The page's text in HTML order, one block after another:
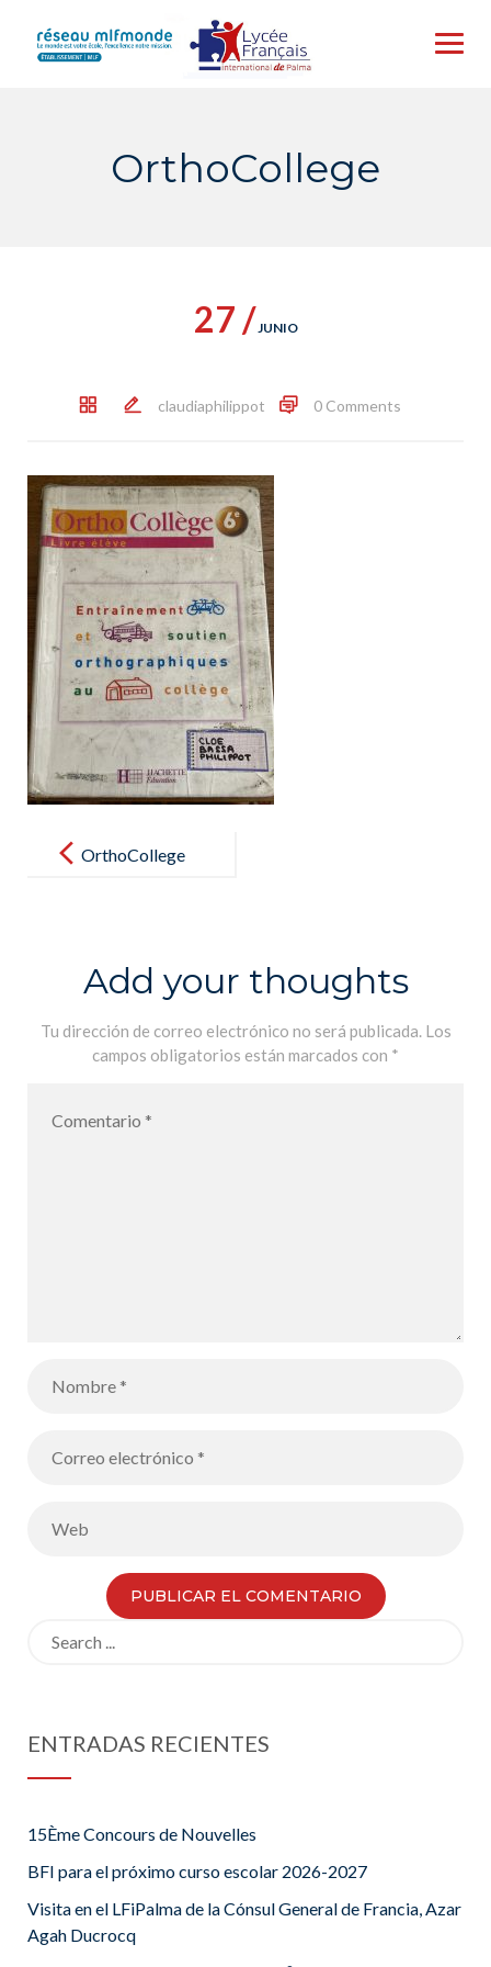
content
OrthoCollege
27 /JUNIO
claudiaphilippot 0 Comments
navigationOrthoCollege
Add your thoughts
Tu dirección de correo electrónico no será publicada. Los
campos obligatorios están marcados con *
ENTRADAS RECIENTES
15Ème Concours de Nouvelles
BFI para el próximo curso escolar 2026-2027
Visita en el LFiPalma de la Cónsul General de Francia, Azar
Agah Ducrocq